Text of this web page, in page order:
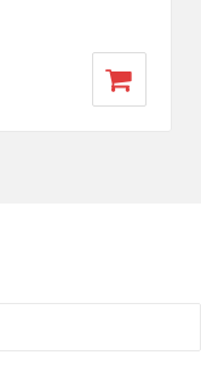
Вы можете стать